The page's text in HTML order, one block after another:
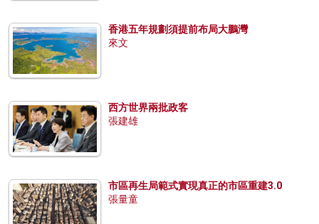
香港五年規劃須提前布局大鵬灣
來文
西方世界兩批政客
張建雄
市區再生局範式實現真正的市區重建3.0
張量童